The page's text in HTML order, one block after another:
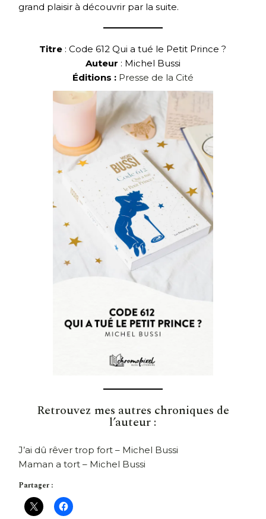
grand plaisir à découvrir par la suite.
Titre : Code 612 Qui a tué le Petit Prince ?
Auteur : Michel Bussi
Éditions : Presse de la Cité
Retrouvez mes autres chroniques de
l’auteur :
J’ai dû rêver trop fort – Michel Bussi
Maman a tort – Michel Bussi
Partager :